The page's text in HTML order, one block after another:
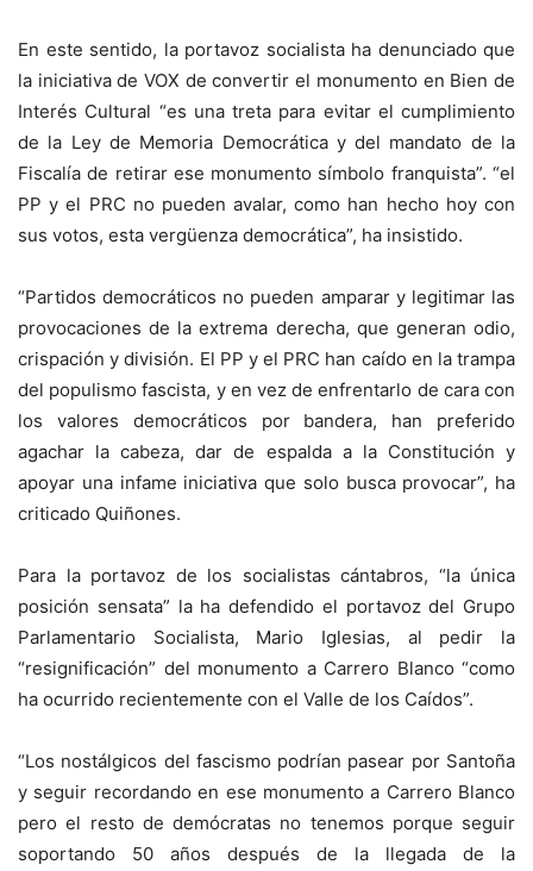
En este sentido, la portavoz socialista ha denunciado que
la iniciativa de VOX de convertir el monumento en Bien de
Interés Cultural “es una treta para evitar el cumplimiento
de la Ley de Memoria Democrática y del mandato de la
Fiscalía de retirar ese monumento símbolo franquista”. “el
PP y el PRC no pueden avalar, como han hecho hoy con
sus votos, esta vergüenza democrática”, ha insistido.
“Partidos democráticos no pueden amparar y legitimar las
provocaciones de la extrema derecha, que generan odio,
crispación y división. El PP y el PRC han caído en la trampa
del populismo fascista, y en vez de enfrentarlo de cara con
los valores democráticos por bandera, han preferido
agachar la cabeza, dar de espalda a la Constitución y
apoyar una infame iniciativa que solo busca provocar”, ha
criticado Quiñones.
Para la portavoz de los socialistas cántabros, “la única
posición sensata” la ha defendido el portavoz del Grupo
Parlamentario Socialista, Mario Iglesias, al pedir la
“resignificación” del monumento a Carrero Blanco “como
ha ocurrido recientemente con el Valle de los Caídos”.
“Los nostálgicos del fascismo podrían pasear por Santoña
y seguir recordando en ese monumento a Carrero Blanco
pero el resto de demócratas no tenemos porque seguir
soportando 50 años después de la llegada de la